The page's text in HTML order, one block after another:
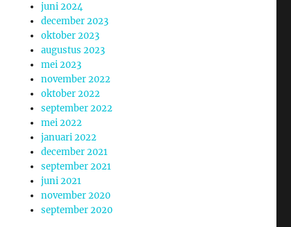
juni 2024
december 2023
oktober 2023
augustus 2023
mei 2023
november 2022
oktober 2022
september 2022
mei 2022
januari 2022
december 2021
september 2021
juni 2021
november 2020
september 2020